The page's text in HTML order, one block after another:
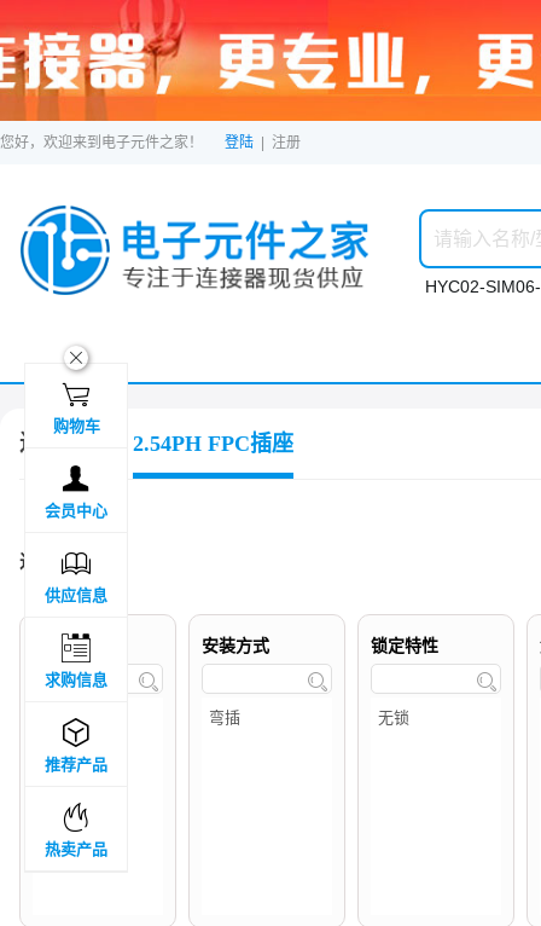
您好，欢迎来到电子元件之家！ 登陆 注册
HYC02-
连接器 2.54PH FPC插座
过滤结果 :
品牌属地

安装方式

锁定特性

ဆ

购物车

会员中心

供应信息

求购信息

推荐产品

热卖产品